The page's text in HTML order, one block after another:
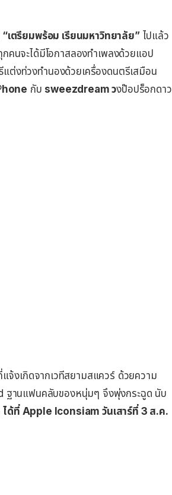
“เตรียมพร้อม เรียนมหาวิทยาลัย”ไปแล้ว
คนจะได้มีโอกาสลองทำเพลงด้วยแอป
แต่งท่วงทำนองด้วยเครื่องดนตรีเสมือน
hone กับ sweezdream วงป๊อปร็อกดาว
จ้งเกิดจากเวทีสยามสแควร์ ด้วยความ
ฐานแฟนคลับของหนุ่มๆ จึงพุ่งกระฉูด นับ
ได้ที่ Apple Iconsiam วันเสาร์ที่ 3 ส.ค.